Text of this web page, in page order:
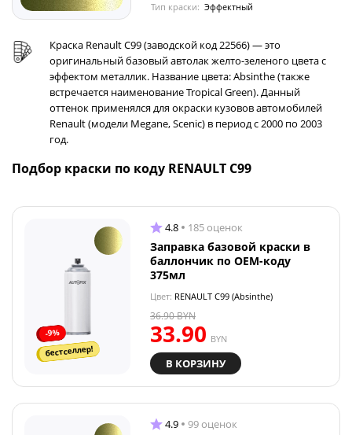
Тип краски: Эффектный
Краска Renault C99 (заводской код 22566) — это
оригинальный базовый автолак желто-зеленого цвета с
эффектом металлик. Название цвета: Absinthe (также
встречается наименование Tropical Green). Данный
оттенок применялся для окраски кузовов автомобилей
Renault (модели Megane, Scenic) в период с 2000 по 2003
год.
Подбор краски по коду RENAULT C99
-9%
бестселлер!
4.8 185 оценок
Заправка базовой краски в
баллончик по OEM-коду
375мл
Цвет: RENAULT C99 (Absinthe)
33.90 BYN
36.90BYN
В КОРЗИНУ
4.9 99 оценок